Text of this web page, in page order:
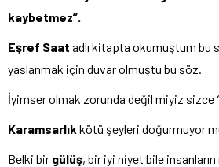
kaybetmez”.
Eşref Saat adlı kitapta okumuştum bu
yaslanmak için duvar olmuştu bu söz.
İyimser olmak zorunda değil miyiz sizce
Karamsarlık kötü şeyleri doğurmuyor
Belki bir gülüş, bir iyi niyet bile